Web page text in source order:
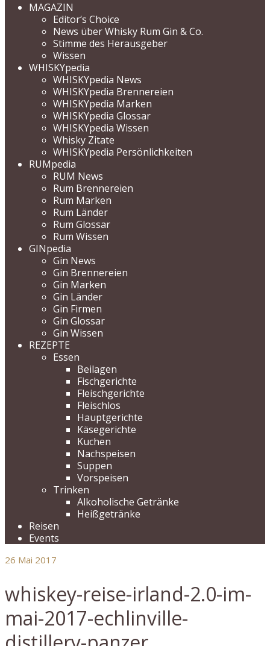
MAGAZIN
Editor‘s Choice
News über Whisky Rum Gin & Co.
Stimme des Herausgeber
Wissen
WHISKYpedia
WHISKYpedia News
WHISKYpedia Brennereien
WHISKYpedia Marken
WHISKYpedia Glossar
WHISKYpedia Wissen
Whisky Zitate
WHISKYpedia Persönlichkeiten
RUMpedia
RUM News
Rum Brennereien
Rum Marken
Rum Länder
Rum Glossar
Rum Wissen
GINpedia
Gin News
Gin Brennereien
Gin Marken
Gin Länder
Gin Firmen
Gin Glossar
Gin Wissen
REZEPTE
Essen
Beilagen
Fischgerichte
Fleischgerichte
Fleischlos
Hauptgerichte
Käsegerichte
Kuchen
Nachspeisen
Suppen
Vorspeisen
Trinken
Alkoholische Getränke
Heißgetränke
Reisen
Events
26 Mai 2017
whiskey-reise-irland-2.0-im-
mai-2017-echlinville-